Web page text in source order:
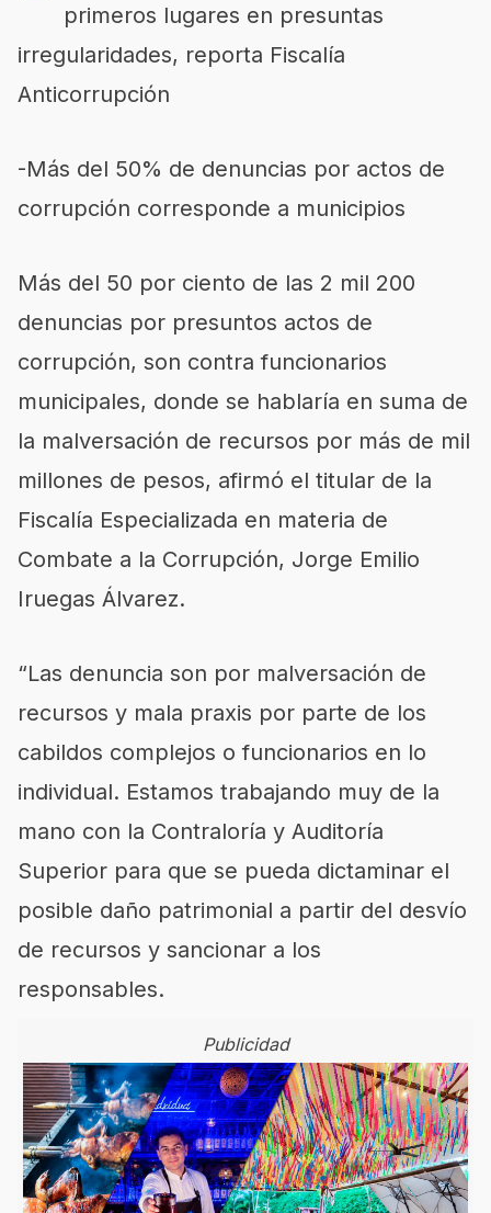
primeros lugares en presuntas
irregularidades, reporta Fiscalía
Anticorrupción
-Más del 50% de denuncias por actos de
corrupción corresponde a municipios
Más del 50 por ciento de las 2 mil 200
denuncias por presuntos actos de
corrupción, son contra funcionarios
municipales, donde se hablaría en suma de
la malversación de recursos por más de mil
millones de pesos, afirmó el titular de la
Fiscalía Especializada en materia de
Combate a la Corrupción, Jorge Emilio
Iruegas Álvarez.
“Las denuncia son por malversación de
recursos y mala praxis por parte de los
cabildos complejos o funcionarios en lo
individual. Estamos trabajando muy de la
mano con la Contraloría y Auditoría
Superior para que se pueda dictaminar el
posible daño patrimonial a partir del desvío
de recursos y sancionar a los
responsables.
Publicidad